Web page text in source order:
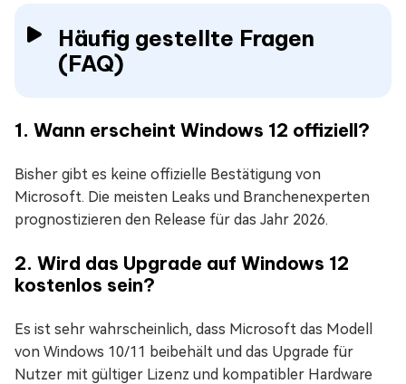
Häufig gestellte Fragen
(FAQ)
1. Wann erscheint Windows 12 offiziell?
Bisher gibt es keine offizielle Bestätigung von
Microsoft. Die meisten Leaks und Branchenexperten
prognostizieren den Release für das Jahr 2026.
2. Wird das Upgrade auf Windows 12
kostenlos sein?
Es ist sehr wahrscheinlich, dass Microsoft das Modell
von Windows 10/11 beibehält und das Upgrade für
Nutzer mit gültiger Lizenz und kompatibler Hardware